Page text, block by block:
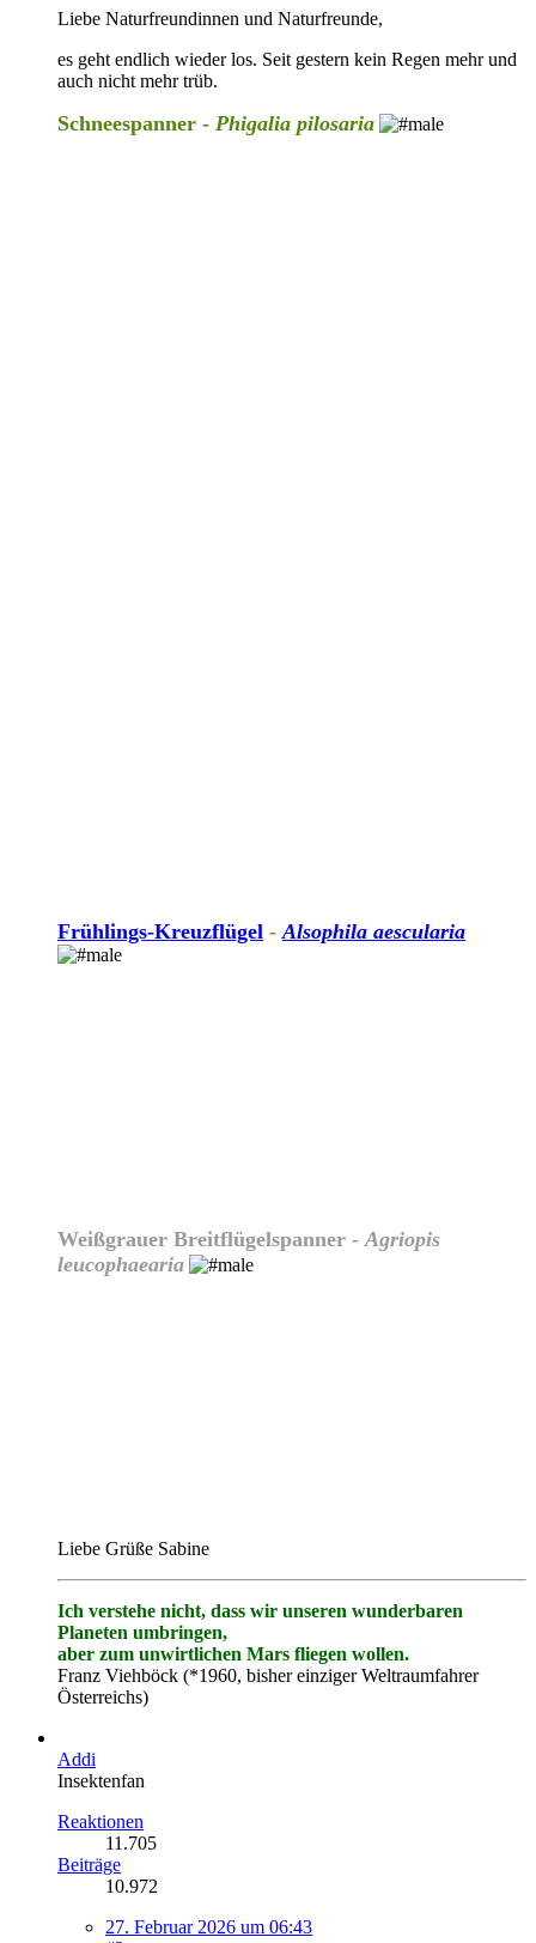
Liebe Naturfreundinnen und Naturfreunde,
es geht endlich wieder los. Seit gestern kein Regen mehr und
auch nicht mehr trüb.
Schneespanner - Phigalia pilosaria
Frühlings-Kreuzflügel - Alsophila aescularia
Weißgrauer Breitflügelspanner - Agriopis
leucophaearia
Liebe Grüße Sabine
Ich verstehe nicht, dass wir unseren wunderbaren
Planeten umbringen,
aber zum unwirtlichen Mars fliegen wollen.
Franz Viehböck (*1960, bisher einziger Weltraumfahrer
Österreichs)
Addi
Insektenfan
Reaktionen
11.705
Beiträge
10.972
27. Februar 2026 um 06:43